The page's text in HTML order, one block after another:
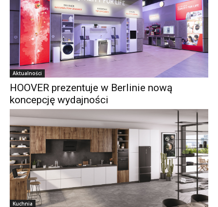
Aktualności
HOOVER prezentuje w Berlinie nową
koncepcję wydajności
Kuchnia